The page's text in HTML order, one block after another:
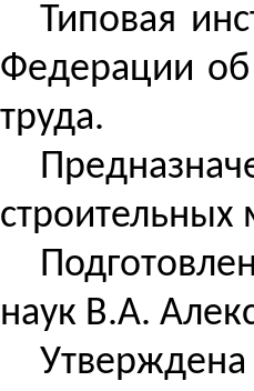
Типовая
Федерации
труда.
наук В.А.
Утверждена